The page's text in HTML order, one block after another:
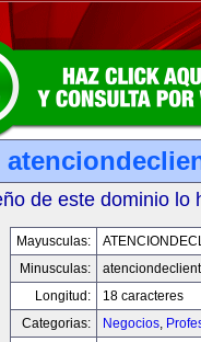
de este dominio lo
Mayusculas:
Minusculas:
Longitud:
18 caracteres
Categorias:
Negocios,